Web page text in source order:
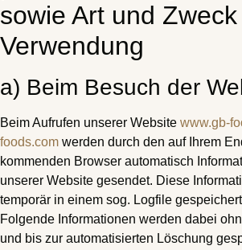
sowie Art und
Verwendung
a) Beim Besuch der
Beim Aufrufen unserer Website www.gb-
foods.com werden durch den auf Ihrem
kommenden Browser automatisch
unserer Website gesendet. Diese
temporär in einem sog. Logfile
Folgende Informationen werden dabei
und bis zur automatisierten Löschung